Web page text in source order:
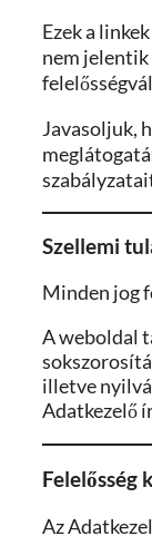
Ezek a
nem jelentik
Javasoljuk,
Szellemi
Minden jog
A weboldal
illetve
Adatkezelő
Felelősség
Az